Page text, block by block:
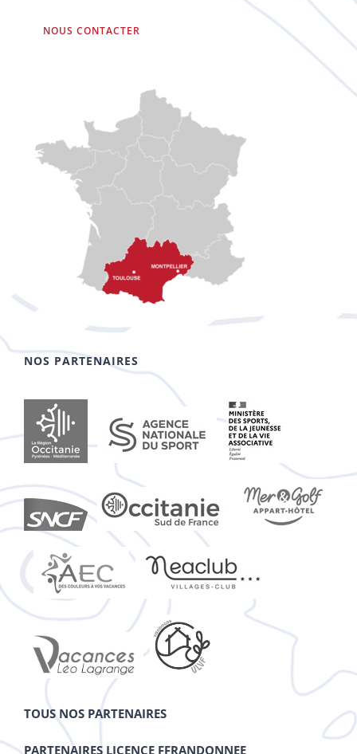
NOUS CONTACTER
NOS PARTENAIRES
TOUS NOS PARTENAIRES
PARTENAIRES LICENCE FFRANDONNEE